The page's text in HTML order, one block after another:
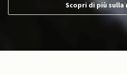
Scopri di più sulla